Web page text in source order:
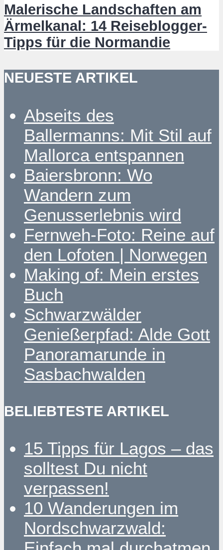
Malerische Landschaften am
Ärmelkanal: 14 Reiseblogger-
Tipps für die Normandie
NEUESTE ARTIKEL
Abseits des
Ballermanns: Mit Stil auf
Mallorca entspannen
Baiersbronn: Wo
Wandern zum
Genusserlebnis wird
Fernweh-Foto: Reine auf
den Lofoten | Norwegen
Making of: Mein erstes
Buch
Schwarzwälder
Genießerpfad: Alde Gott
Panoramarunde in
Sasbachwalden
BELIEBTESTE ARTIKEL
15 Tipps für Lagos – das
solltest Du nicht
verpassen!
10 Wanderungen im
Nordschwarzwald: